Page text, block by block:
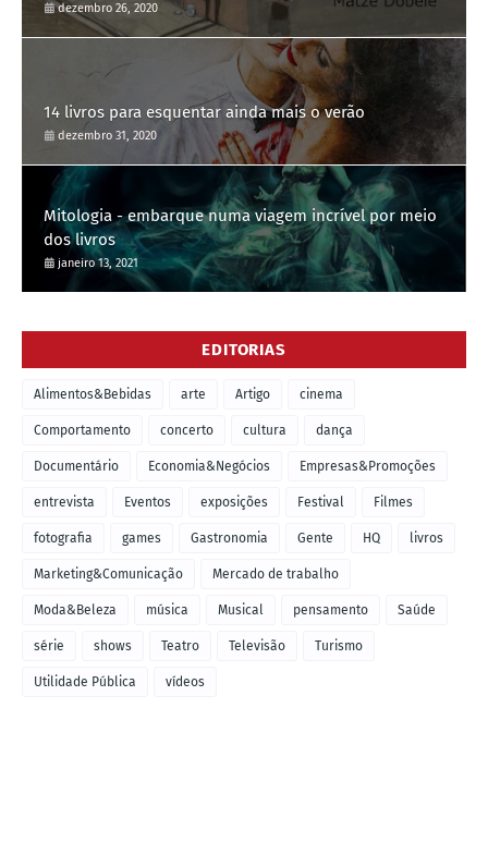
dezembro 26, 2020
14 livros para esquentar ainda mais o verão
dezembro 31, 2020
Mitologia - embarque numa viagem incrível por meio
dos livros
janeiro 13, 2021
EDITORIAS
Alimentos&Bebidas arte Artigo cinema
Comportamento concerto cultura dança
Documentário Economia&Negócios Empresas&Promoções
entrevista Eventos exposições Festival Filmes
fotografia games Gastronomia Gente HQ livros
Marketing&Comunicação Mercado de trabalho
Moda&Beleza música Musical pensamento Saúde
série shows Teatro Televisão Turismo
Utilidade Pública vídeos